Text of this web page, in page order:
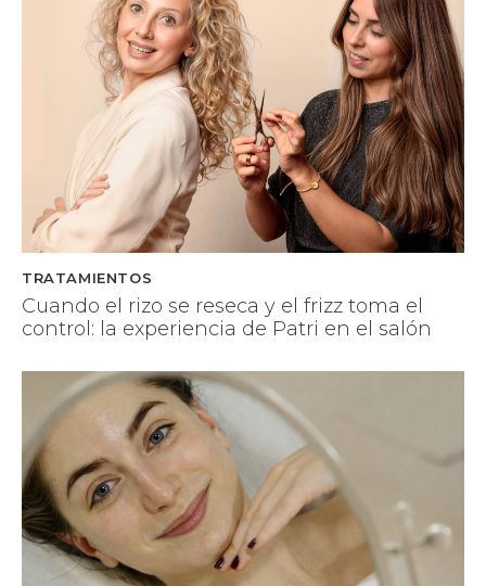
TRATAMIENTOS
Cuando el rizo se reseca y el frizz toma el
control: la experiencia de Patri en el salón